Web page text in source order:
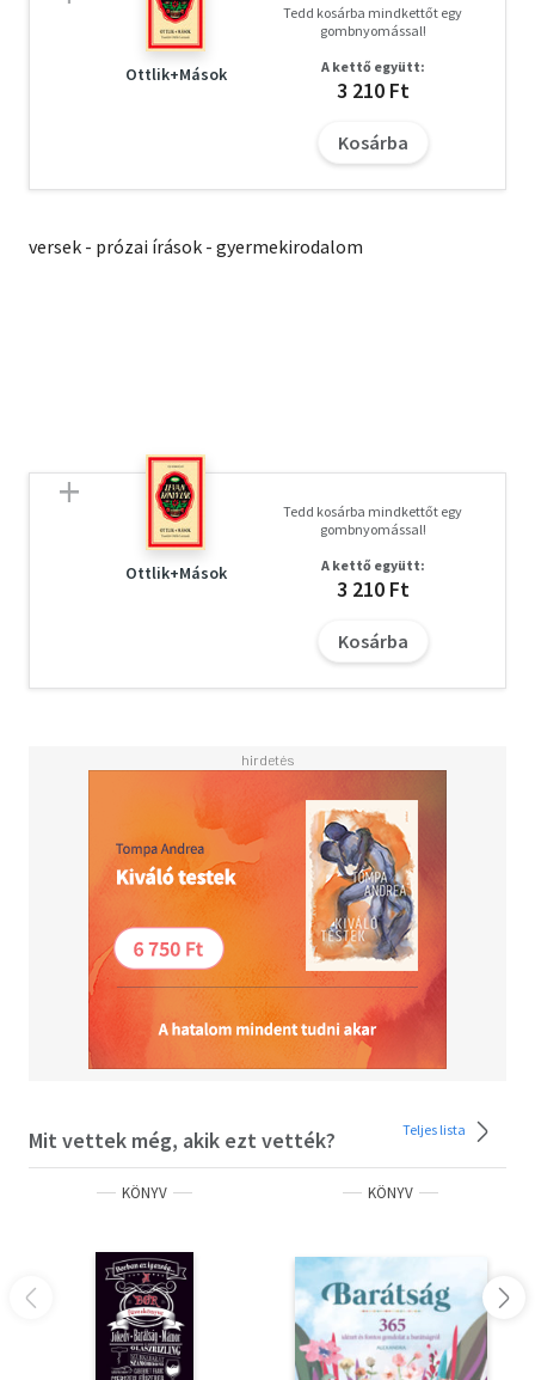
Ottlik+Mások
Tedd kosárba mindkettőt egy
gombnyomással!
A kettő együtt:
3 210 Ft
Kosárba
versek - prózai írások - gyermekirodalom
Ottlik+Mások
Tedd kosárba mindkettőt egy
gombnyomással!
A kettő együtt:
3 210 Ft
Kosárba
Mit vettek még, akik ezt vették? Teljes lista
KÖNYV KÖNYV